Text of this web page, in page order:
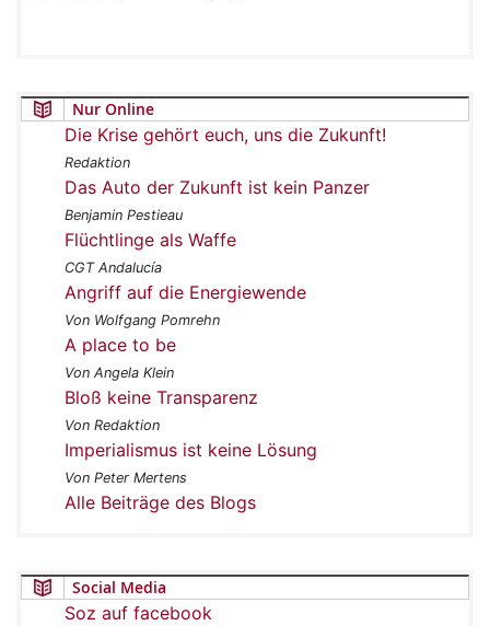
Nur Online
Die Krise gehört euch, uns die Zukunft!
Redaktion
Das Auto der Zukunft ist kein Panzer
Benjamin Pestieau
Flüchtlinge als Waffe
CGT Andalucía
Angriff auf die Energiewende
Von Wolfgang Pomrehn
A place to be
Von Angela Klein
Bloß keine Transparenz
Von Redaktion
Imperialismus ist keine Lösung
Von Peter Mertens
Alle Beiträge des Blogs
Social Media
Soz auf facebook